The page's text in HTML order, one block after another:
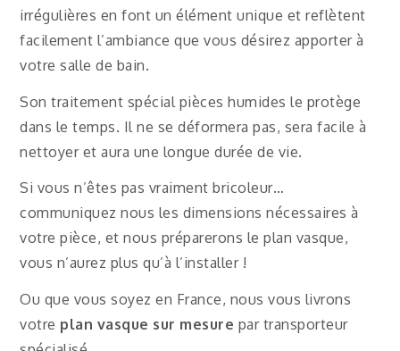
irrégulières en font un élément unique et reflètent
facilement l’ambiance que vous désirez apporter à
votre salle de bain.
Son traitement spécial pièces humides le protège
dans le temps. Il ne se déformera pas, sera facile à
nettoyer et aura une longue durée de vie.
Si vous n’êtes pas vraiment bricoleur…
communiquez nous les dimensions nécessaires à
votre pièce, et nous préparerons le plan vasque,
vous n’aurez plus qu’à l’installer !
Ou que vous soyez en France, nous vous livrons
votre plan vasque sur mesure par transporteur